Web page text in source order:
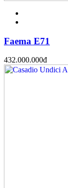
Faema E71
432.000.000đ